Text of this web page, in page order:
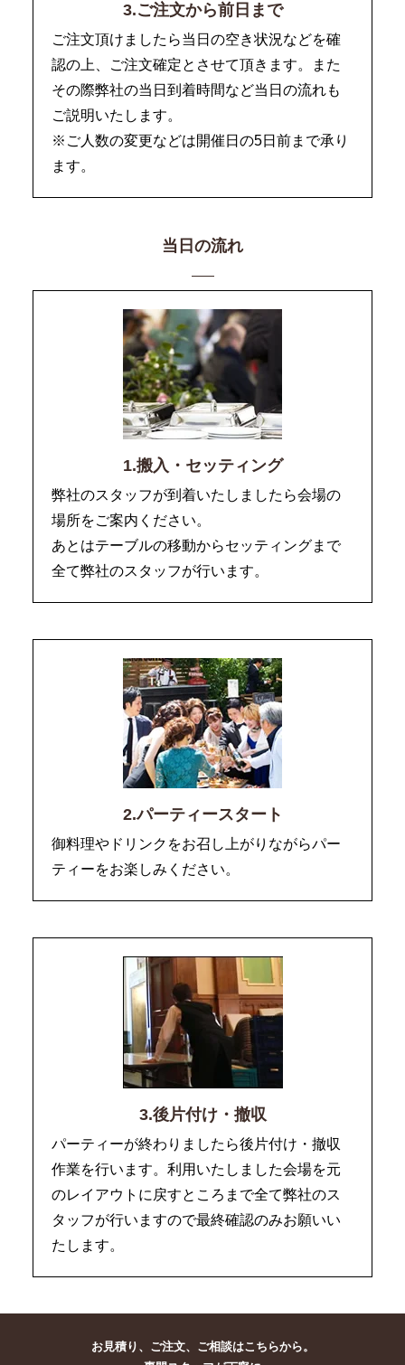
3.ご注文から前日まで
ご注文頂けましたら当日の空き状況などを確
認の上、ご注文確定とさせて頂きます。また
その際弊社の当日到着時間など当日の流れも
ご説明いたします。
※ご人数の変更などは開催日の5日前まで承り
ます。
当日の流れ
1.搬入・セッティング
弊社のスタッフが到着いたしましたら会場の
場所をご案内ください。
あとはテーブルの移動からセッティングまで
全て弊社のスタッフが行います。
2.パーティースタート
御料理やドリンクをお召し上がりながらパー
ティーをお楽しみください。
3.後片付け・撤収
パーティーが終わりましたら後片付け・撤収
作業を行います。利用いたしました会場を元
のレイアウトに戻すところまで全て弊社のス
タッフが行いますので最終確認のみお願いい
たします。
お見積り、ご注文、ご相談はこちらから。